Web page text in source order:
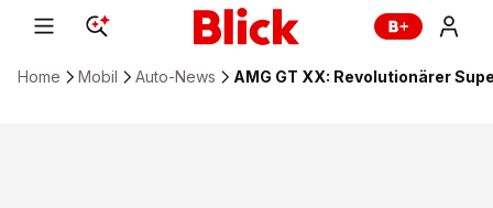
Home Mobil Auto-News AMG GT XX: Revolutionärer